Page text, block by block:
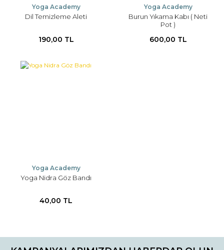
Yoga Academy
Dil Temizleme Aleti
190,00 TL
Yoga Academy
Burun Yıkama Kabı ( Neti
Pot )
600,00 TL
Yoga Academy
Yoga Nidra Göz Bandı
40,00 TL